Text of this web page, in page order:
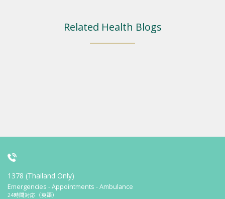
Related Health Blogs
1378 (Thailand Only)
Emergencies - Appointments - Ambulance
24時間対応（英語）